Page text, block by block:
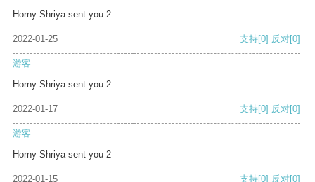
Horny Shriya sent you 2
2022-01-25 支持[0] 反对[0]
游客
Horny Shriya sent you 2
2022-01-17 支持[0] 反对[0]
游客
Horny Shriya sent you 2
2022-01-15 支持[0] 反对[0]